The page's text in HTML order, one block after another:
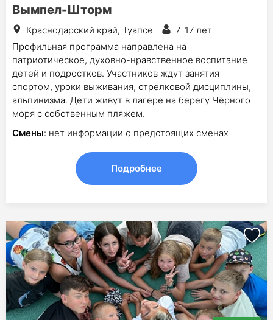
Вымпел-Шторм
Краснодарский край, Туапсе
7-17 лет
Профильная программа направлена на
патриотическое, духовно-нравственное воспитание
детей и подростков. Участников ждут занятия
спортом, уроки выживания, стрелковой дисциплины,
альпинизма. Дети живут в лагере на берегу Чёрного
моря с собственным пляжем.
Смены: нет информации о предстоящих сменах
Подробнее